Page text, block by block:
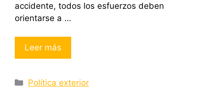
accidente, todos los esfuerzos deben
orientarse a …
Leer más
Categorías
Política exterior